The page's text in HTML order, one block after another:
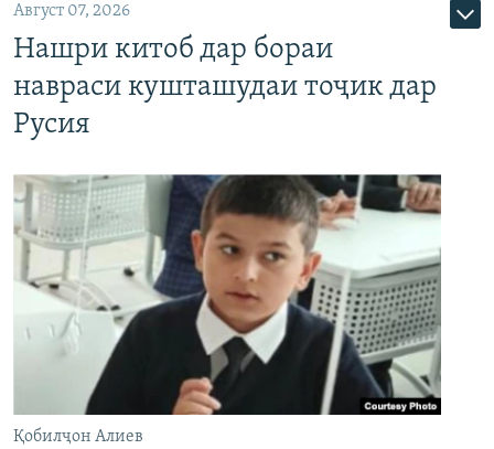
Август 07, 2026
Нашри китоб дар бораи
навраси кушташудаи тоҷик дар
Русия
Қобилҷон Алиев